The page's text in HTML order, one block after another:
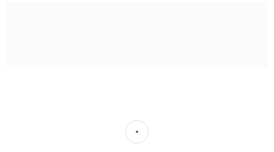
empresas que estão